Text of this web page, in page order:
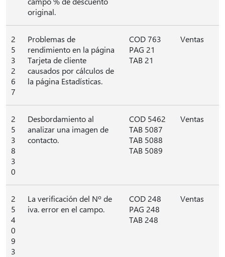
original.
2
5
3
2
6
7
Problemas de
rendimiento en la página
Tarjeta de cliente
causados por cálculos de
la página Estadísticas.
COD 763
PAG 21
TAB 21
Ventas
2
5
3
8
3
0
Desbordamiento al
analizar una imagen de
contacto.
COD 5462
TAB 5087
TAB 5088
TAB 5089
Ventas
2
5
4
0
9
3
La verificación del Nº de
iva. error en el campo.
COD 248
PAG 248
TAB 248
Ventas